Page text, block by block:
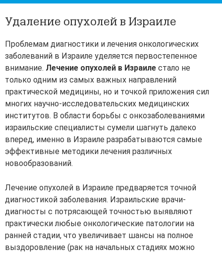
Удаление опухолей в Израиле
Проблемам диагностики и лечения онкологических
заболеваний в Израиле уделяется первостепенное
внимание. Лечение опухолей в Израиле стало не
только одним из самых важных направлений
практической медицины, но и точкой приложения сил
многих научно-исследовательских медицинских
институтов. В области борьбы с онкозаболеваниями
израильские специалисты сумели шагнуть далеко
вперед, именно в Израиле разрабатываются самые
эффективные методики лечения различных
новообразований.
Лечение опухолей в Израиле предваряется точной
диагностикой заболевания. Израильские врачи-
диагносты с потрясающей точностью выявляют
практически любые онкологические патологии на
ранней стадии, что увеличивает шансы на полное
выздоровление (рак на начальных стадиях можно